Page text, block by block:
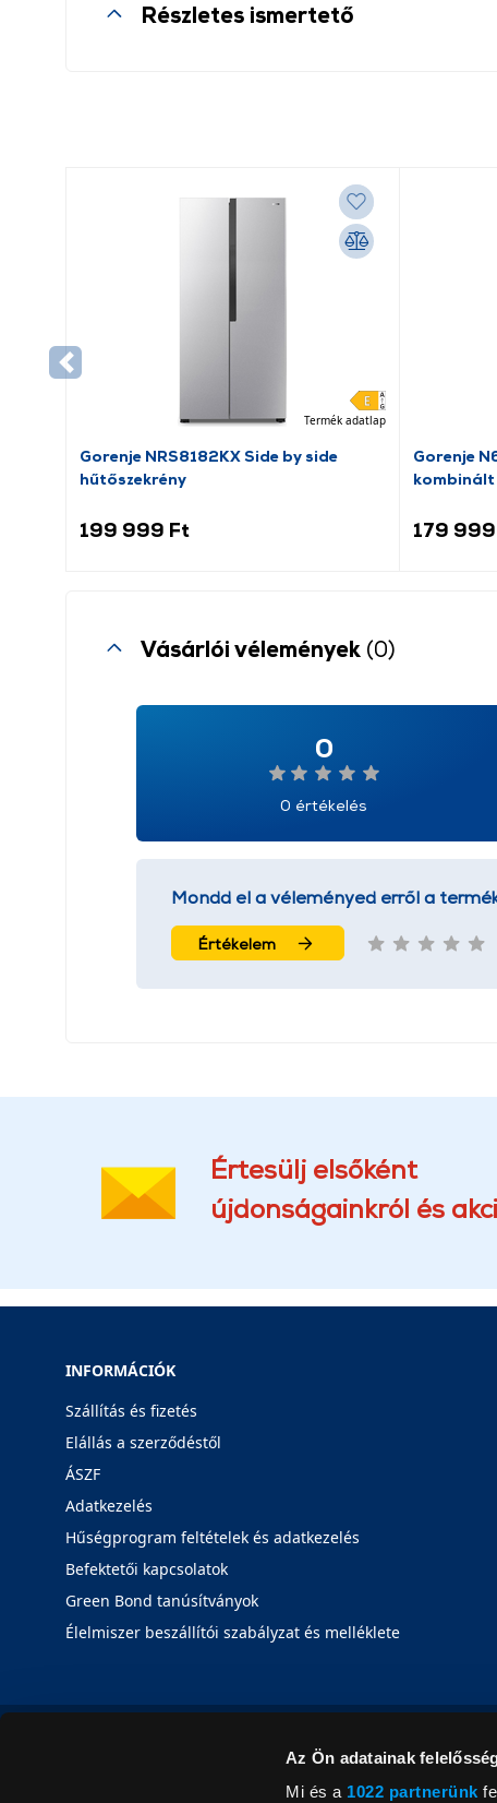
Az Ön adatainak
Mi és a 1022 partnerünk
Részletes ismertető
Termék adatlap
Gorenje NRS8182KX Side by side
hűtőszekrény
199 999 Ft
Gorenje
kombinált
179
Vásárlói vélemények (0)
0
0 értékelés
Mondd el a véleményed erről a
Értékelem
Értesülj elsőként
újdonságainkról és
INFORMÁCIÓK
Szállítás és fizetés
Elállás a szerződéstől
ÁSZF
Adatkezelés
Hűségprogram feltételek és adatkezelés
Befektetői kapcsolatok
Green Bond tanúsítványok
Élelmiszer beszállítói szabályzat és melléklete